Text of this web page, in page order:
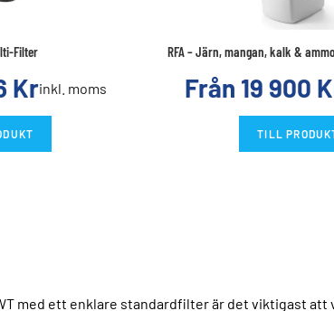
Filter
Krinkl. moms
RFA – Järn, mangan, kalk &
Från 19 900
TILL
med ett enklare standardfilter är det viktigast att